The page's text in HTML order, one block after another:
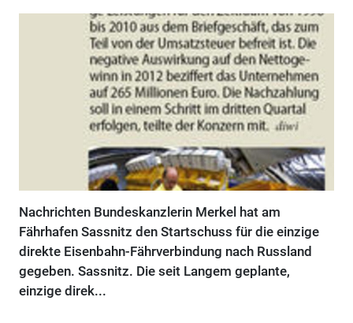
Nachrichten Bundeskanzlerin Merkel hat am
Fährhafen Sassnitz den Startschuss für die einzige
direkte Eisenbahn-Fährverbindung nach Russland
gegeben. Sassnitz. Die seit Langem geplante,
einzige direk...